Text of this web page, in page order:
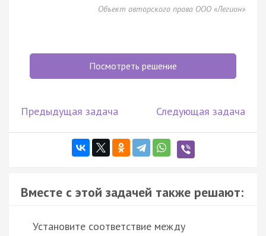
Объект авторского права ООО «Легион»
Посмотреть решение
Предыдущая задача Следующая задача
Вместе с этой задачей также решают:
Установите соответствие между